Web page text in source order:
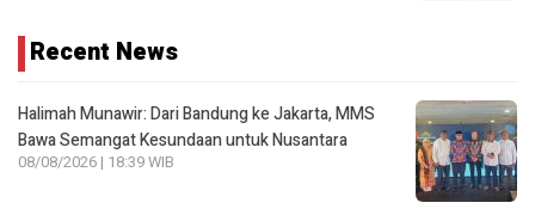
Recent News
Halimah Munawir: Dari Bandung ke Jakarta, MMS
Bawa Semangat Kesundaan untuk Nusantara
08/08/2026 | 18:39 WIB